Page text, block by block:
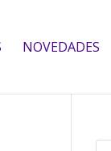
NOVEDADES